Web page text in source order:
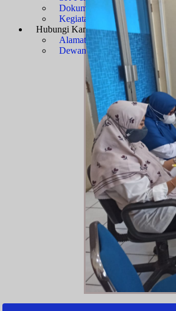
Dokumen Pembangunan Zona
Kegiatan Pembangunan Zona
Hubungi KamiKontak & Alamat
Alamat Kantor
Dewan Redaksi